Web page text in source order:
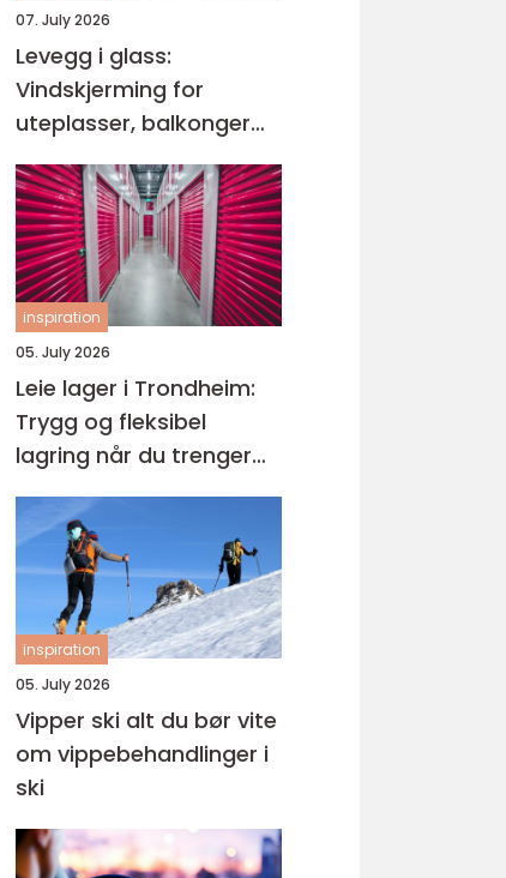
07. July 2026
Levegg i glass:
Vindskjerming for
uteplasser, balkonger
og hager
inspiration
05. July 2026
Leie lager i Trondheim:
Trygg og fleksibel
lagring når du trenger
det
inspiration
05. July 2026
Vipper ski alt du bør vite
om vippebehandlinger i
ski